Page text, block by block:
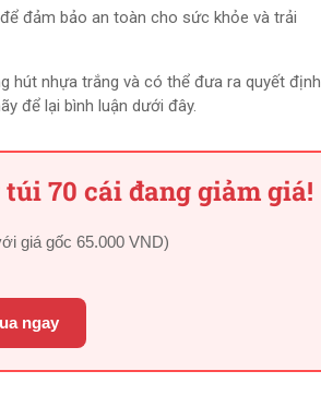
đảm bảo an toàn cho sức khỏe và trải
hút nhựa trắng và có thể đưa ra quyết định
để lại bình luận dưới đây.
túi 70 cái đang giảm giá!
giá gốc65.000 VND)
ngay